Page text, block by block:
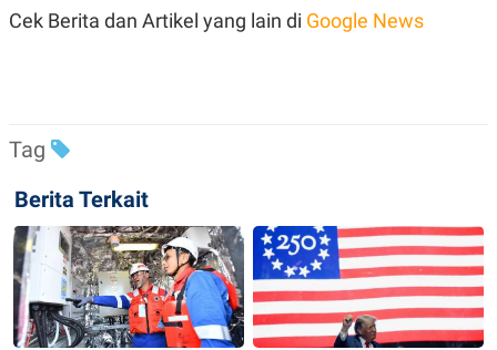
M
S
E
N
G
A
A
N
C
E
T
A
K
N
E
J
E
M
E
N
Cek Berita dan Artikel yang lain di Google News
Tag
Berita Terkait